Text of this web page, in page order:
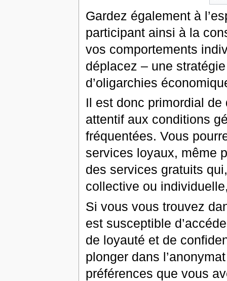
Gardez également à
participant ainsi à la
vos comportements
déplacez – une
d’oligarchies
Il est donc primordial
attentif aux conditions
fréquentées. Vous
services loyaux, même
des services gratuits
collective ou
Si vous vous trouvez
est susceptible
de loyauté et de
plonger dans
préférences que vous